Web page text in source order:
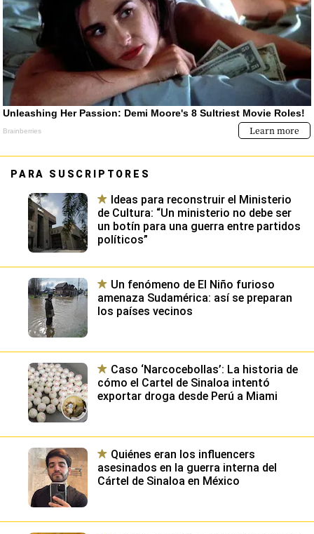
PARA SUSCRIPTORES
Ideas para reconstruir el Ministerio
de Cultura: “Un ministerio no debe ser
un botín para una guerra entre partidos
políticos”
Un fenómeno de El Niño furioso
amenaza Sudamérica: así se preparan
los países vecinos
Caso ‘Narcocebollas’: La historia de
cómo el Cartel de Sinaloa intentó
exportar droga desde Perú a Miami
Quiénes eran los influencers
asesinados en la guerra interna del
Cártel de Sinaloa en México